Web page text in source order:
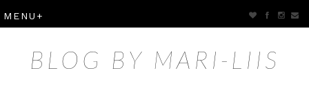
BLOG BY MARI-LIIS